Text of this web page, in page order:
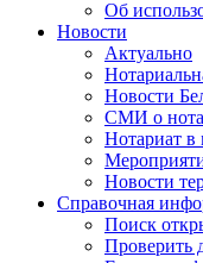
Об
Новости
Актуально
Новости
СМИ о
Нотариат в
Новости
Справочная
Поиск
Проверить